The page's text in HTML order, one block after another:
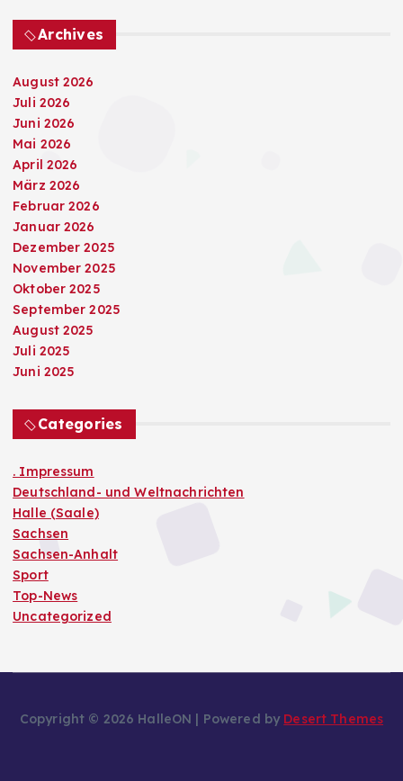
Archives
August 2026
Juli 2026
Juni 2026
Mai 2026
April 2026
März 2026
Februar 2026
Januar 2026
Dezember 2025
November 2025
Oktober 2025
September 2025
August 2025
Juli 2025
Juni 2025
Categories
. Impressum
Deutschland- und Weltnachrichten
Halle (Saale)
Sachsen
Sachsen-Anhalt
Sport
Top-News
Uncategorized
Copyright © 2026 HalleON | Powered by Desert Themes